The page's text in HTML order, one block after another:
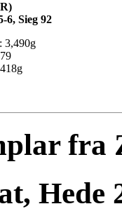
6, Sieg 92
3,490g
fra
Hede